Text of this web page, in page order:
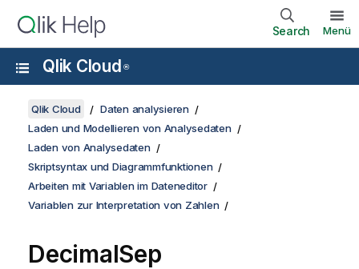
Search Menü
Qlik Cloud ®
Qlik Cloud
Daten analysieren
Laden und Modellieren von Analysedaten
Laden von Analysedaten
Skriptsyntax und Diagrammfunktionen
Arbeiten mit Variablen im Dateneditor
Variablen zur Interpretation von Zahlen
DecimalSep